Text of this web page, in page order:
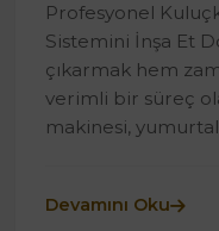
Profesyonel
Sistemini İnşa Et
çıkarmak hem
verimli bir süreç
makinesi,
Devamını Oku